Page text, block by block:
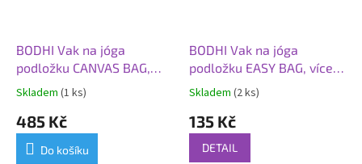
BODHI Vak na jóga
podložku CANVAS BAG,
ramenní popruh, šedá
Skladem (1 ks)
485 Kč
Do košíku
BODHI Vak na jóga
podložku EASY BAG, více
variant
Skladem (2 ks)
135 Kč
DETAIL